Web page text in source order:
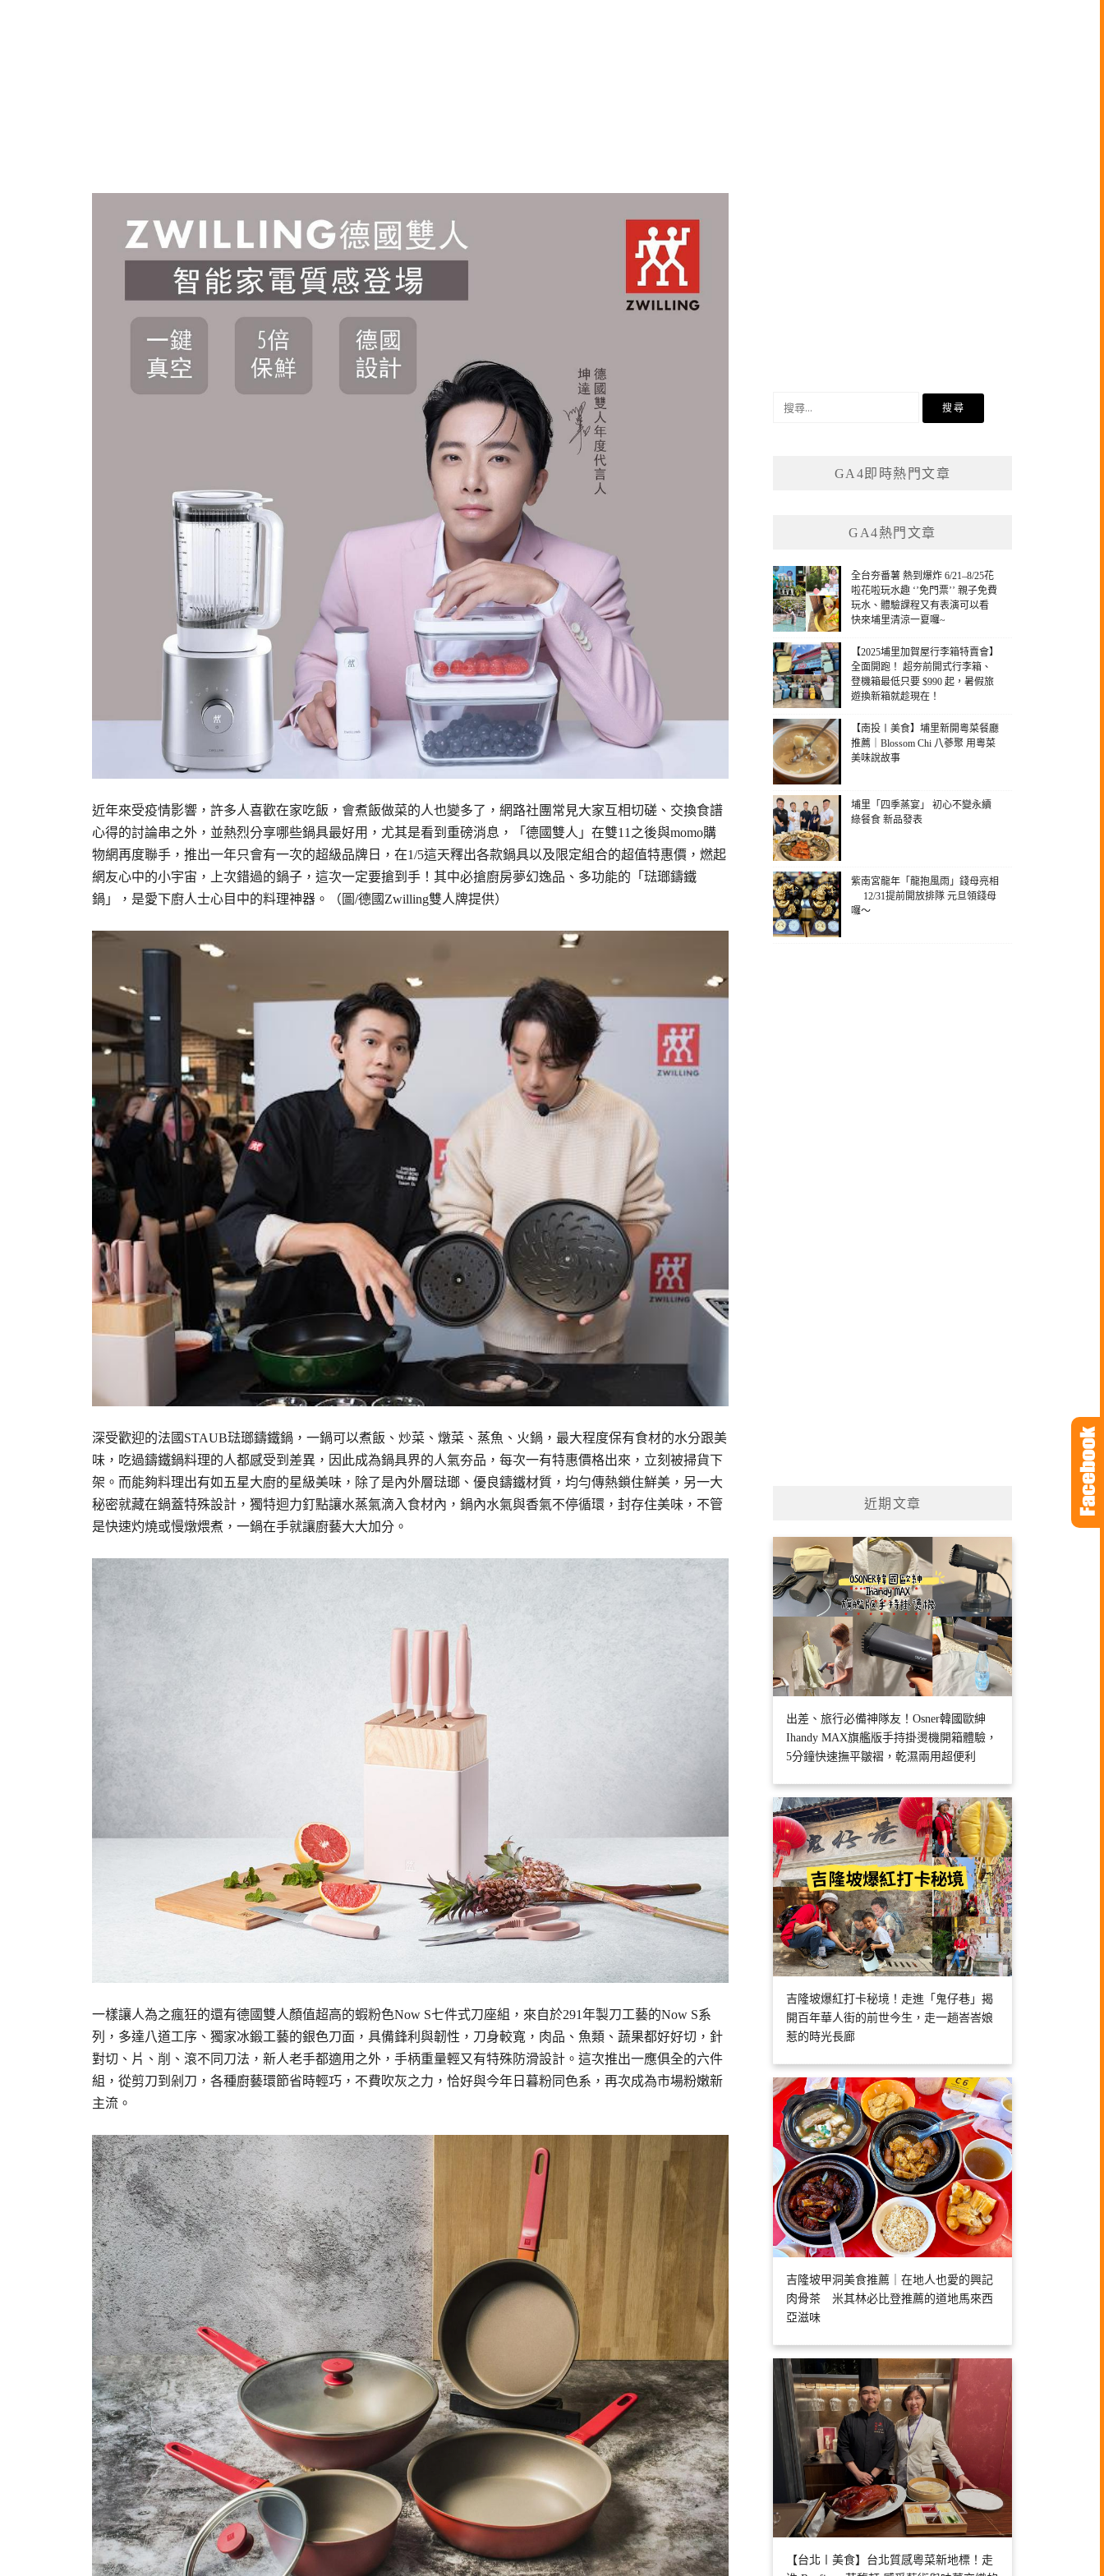
近年來受疫情影響，許多人喜歡在家吃飯，會煮飯做菜的人也變多了，網路社團常見大家互相切磋、交換食譜
心得的討論串之外，並熱烈分享哪些鍋具最好用，尤其是看到重磅消息，「德國雙人」在雙11之後與momo購
物網再度聯手，推出一年只會有一次的超級品牌日，在1/5這天釋出各款鍋具以及限定組合的超值特惠價，燃起
網友心中的小宇宙，上次錯過的鍋子，這次一定要搶到手！其中必搶廚房夢幻逸品、多功能的「琺瑯鑄鐵
鍋」，是愛下廚人士心目中的料理神器。（圖/德國Zwilling雙人牌提供）
深受歡迎的法國STAUB琺瑯鑄鐵鍋，一鍋可以煮飯、炒菜、燉菜、蒸魚、火鍋，最大程度保有食材的水分跟美
味，吃過鑄鐵鍋料理的人都感受到差異，因此成為鍋具界的人氣夯品，每次一有特惠價格出來，立刻被掃貨下
架。而能夠料理出有如五星大廚的星級美味，除了是內外層琺瑯、優良鑄鐵材質，均勻傳熱鎖住鮮美，另一大
秘密就藏在鍋蓋特殊設計，獨特迴力釘點讓水蒸氣滴入食材內，鍋內水氣與香氣不停循環，封存住美味，不管
是快速灼燒或慢燉煨煮，一鍋在手就讓廚藝大大加分。
一樣讓人為之瘋狂的還有德國雙人顏值超高的蝦粉色Now S七件式刀座組，來自於291年製刀工藝的Now S系
列，多達八道工序、獨家冰鍛工藝的銀色刀面，具備鋒利與韌性，刀身較寬，肉品、魚類、蔬果都好好切，針
對切、片、削、滾不同刀法，新人老手都適用之外，手柄重量輕又有特殊防滑設計。這次推出一應俱全的六件
組，從剪刀到剁刀，各種廚藝環節省時輕巧，不費吹灰之力，恰好與今年日暮粉同色系，再次成為市場粉嫩新
主流。
GA4即時熱門文章
GA4熱門文章
全台夯番薯 熱到爆炸 6/21–8/25花
啦花啦玩水趣 ‘’免門票’’ 親子免費
玩水、體驗課程又有表演可以看
快來埔里清涼一夏囉~
【2025埔里加賀屋行李箱特賣會】
全面開跑！ 超夯前開式行李箱、
登機箱最低只要 $990 起，暑假旅
遊換新箱就趁現在！
【南投〡美食】埔里新開粵菜餐廳
推薦｜Blossom Chi 八蔘聚 用粵菜
美味說故事
埔里「四季蒸宴」 初心不變永續
綠餐食 新品發表
紫南宮龍年「龍抱風雨」錢母亮相
12/31提前開放排隊 元旦領錢母
囉～
近期文章
出差、旅行必備神隊友！Osner韓國歐紳
Ihandy MAX旗艦版手持掛燙機開箱體驗，
5分鐘快速撫平皺褶，乾濕兩用超便利
吉隆坡爆紅打卡秘境！走進「鬼仔巷」揭
開百年華人街的前世今生，走一趟峇峇娘
惹的時光長廊
吉隆坡甲洞美食推薦｜在地人也愛的興記
肉骨茶 米其林必比登推薦的道地馬來西
亞滋味
【台北〡美食】台北質感粵菜新地標！走